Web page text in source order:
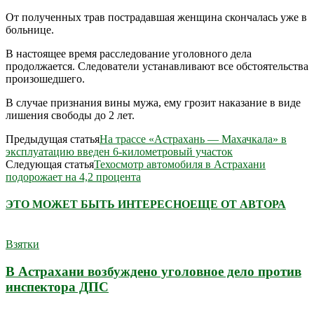
От полученных трав пострадавшая женщина скончалась уже в
больнице.
В настоящее время расследование уголовного дела
продолжается. Следователи устанавливают все обстоятельства
произошедшего.
В случае признания вины мужа, ему грозит наказание в виде
лишения свободы до 2 лет.
Предыдущая статьяНа трассе «Астрахань — Махачкала» в
эксплуатацию введен 6-километровый участок
Следующая статьяТехосмотр автомобиля в Астрахани
подорожает на 4,2 процента
ЭТО МОЖЕТ БЫТЬ ИНТЕРЕСНОЕЩЕ ОТ АВТОРА
Взятки
В Астрахани возбуждено уголовное дело против
инспектора ДПС